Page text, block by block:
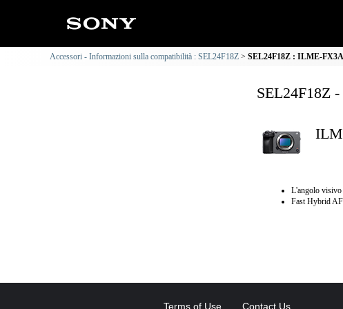
Accessori - Informazioni sulla compatibilità : SEL24F18Z SEL24F18Z : ILME-
SEL24F18Z
L'angolo visivo
Fast Hybrid
Terms of Use Contact Us